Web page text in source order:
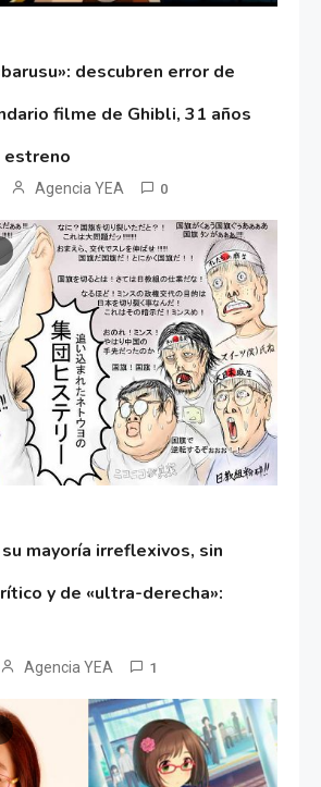
descubren error de
filme de Ghibli, 31 años
estreno
Agencia YEA 0
mayoría irreflexivos, sin
y de «ultra-derecha»:
Agencia YEA 1